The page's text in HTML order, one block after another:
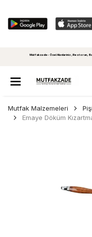
Mutfakzade - Özel Alanlariniz, Restoran,
Mutfak Malzemeleri
Emaye Döküm